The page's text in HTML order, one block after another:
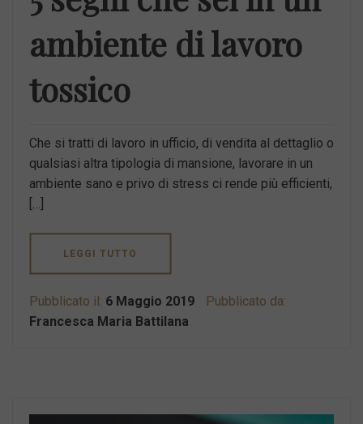
ambiente di lavoro
tossico
Che si tratti di lavoro in ufficio, di vendita al dettaglio o
qualsiasi altra tipologia di mansione, lavorare in un
ambiente sano e privo di stress ci rende più efficienti,
LEGGI TUTTO
Pubblicato il: 6 Maggio 2019
Pubblicato da:
Francesca Maria Battilana